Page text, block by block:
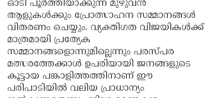
ഓടി പൂർത്തിയാക്കുന്ന മുഴുവൻ
ആളുകൾക്കും പ്രോത്സാഹന സമ്മാനങ്ങൾ
വിതരണം ചെയ്യും. വ്യക്തിഗത വിജയികൾക്ക്
മാത്രമായി പ്രത്യേക
സമ്മാനങ്ങളൊന്നുമില്ലെന്നും പരസ്പര
മത്സരത്തേക്കാൾ ഉപരിയായി ജനങ്ങളുടെ
കൂട്ടായ പങ്കാളിത്തത്തിനാണ് ഈ
പരിപാടിയിൽ വലിയ പ്രാധാന്യം